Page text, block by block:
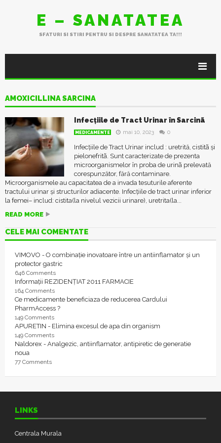
E – SANATATEA
SFATURI SI STIRI PENTRU SI DESPRE SANATATEA TA!!!
AMOXICILLINA SARCINA
Infecțiile de Tract Urinar în Sarcinã
MEDICAMENTE mai 10, 2023 0
Infecțiile de Tract Urinar includ : uretrită, cistitã și
pielonefritã. Sunt caracterizate de prezenta
microorganismelor în proba de urinã prelevată
corespunzător, fără contaminare.
Microorganismele au capacitatea de a invada tesuturile aferente
tractului urinar și structurilor adiacente. Infecțiile de tract urinar inferior
la femei– includ: cistita(la nivelul vezicii urinare), uretrita(la...
READ MORE
CELE MAI COMENTATE
VIMOVO - O combinație inovatoare între un antiinflamator și un
protector gastric
646 Comments
Informații REZIDENȚIAT 2011 FARMACIE
164 Comments
Ce medicamente beneficiaza de reducerea Cardului
PharmAccess ?
149 Comments
APURETIN - Elimina excesul de apa din organism
149 Comments
Naldorex - Analgezic, antiinflamator, antipiretic de generatie
noua
77 Comments
LINKS
Centrala Murala